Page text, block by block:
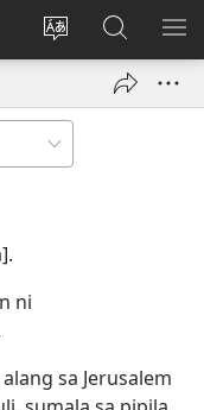
Ilisi
pinulongan
sa
site
Log
ug
Pangitaa
sa
JW.ORG
ni
sa Jerusalem